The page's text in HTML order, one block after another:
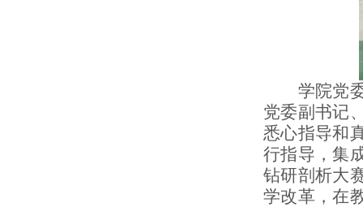
学院党委
党委副书记
悉心指导和
行指导，集
钻研剖析大
学改革，在